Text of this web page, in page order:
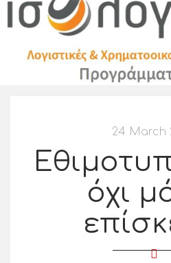
24 March
όχι